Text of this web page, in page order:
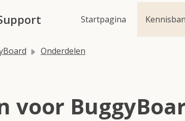
Startpagina
Onderdelen
voor